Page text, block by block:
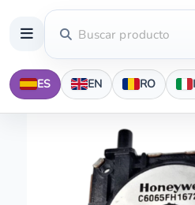
ES EN RO